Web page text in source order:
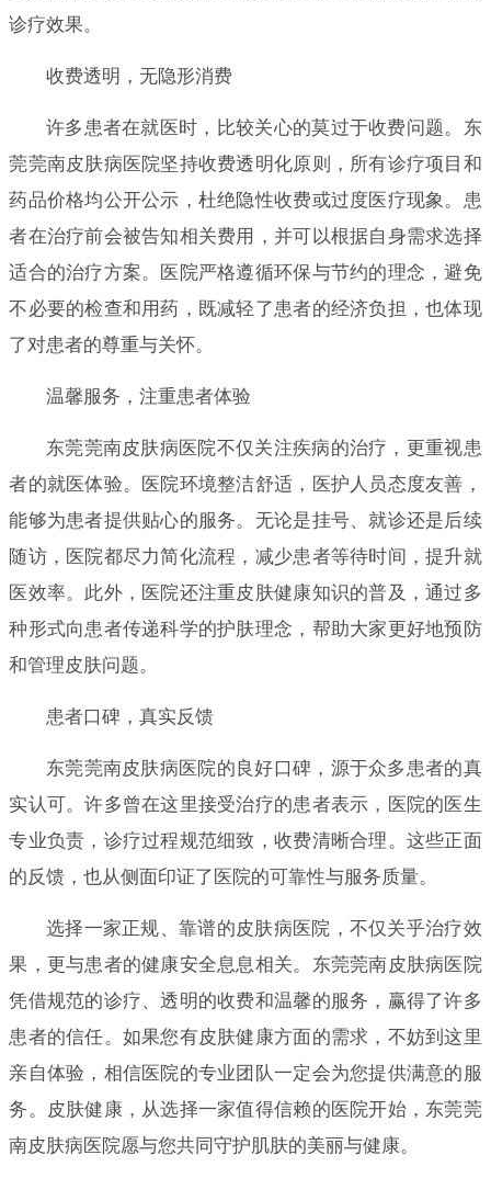
诊疗效果。
收费透明，无隐形消费
许多患者在就医时，比较关心的莫过于收费问题。东
莞莞南皮肤病医院坚持收费透明化原则，所有诊疗项目和
药品价格均公开公示，杜绝隐性收费或过度医疗现象。患
者在治疗前会被告知相关费用，并可以根据自身需求选择
适合的治疗方案。医院严格遵循环保与节约的理念，避免
不必要的检查和用药，既减轻了患者的经济负担，也体现
了对患者的尊重与关怀。
温馨服务，注重患者体验
东莞莞南皮肤病医院不仅关注疾病的治疗，更重视患
者的就医体验。医院环境整洁舒适，医护人员态度友善，
能够为患者提供贴心的服务。无论是挂号、就诊还是后续
随访，医院都尽力简化流程，减少患者等待时间，提升就
医效率。此外，医院还注重皮肤健康知识的普及，通过多
种形式向患者传递科学的护肤理念，帮助大家更好地预防
和管理皮肤问题。
患者口碑，真实反馈
东莞莞南皮肤病医院的良好口碑，源于众多患者的真
实认可。许多曾在这里接受治疗的患者表示，医院的医生
专业负责，诊疗过程规范细致，收费清晰合理。这些正面
的反馈，也从侧面印证了医院的可靠性与服务质量。
选择一家正规、靠谱的皮肤病医院，不仅关乎治疗效
果，更与患者的健康安全息息相关。东莞莞南皮肤病医院
凭借规范的诊疗、透明的收费和温馨的服务，赢得了许多
患者的信任。如果您有皮肤健康方面的需求，不妨到这里
亲自体验，相信医院的专业团队一定会为您提供满意的服
务。皮肤健康，从选择一家值得信赖的医院开始，东莞莞
南皮肤病医院愿与您共同守护肌肤的美丽与健康。